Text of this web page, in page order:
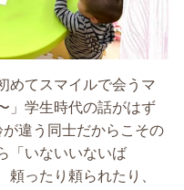
てスマイルで会うマ
」学生時代の話がはず
違う同士だからこその
「いないいないば
頼ったり頼られたり、